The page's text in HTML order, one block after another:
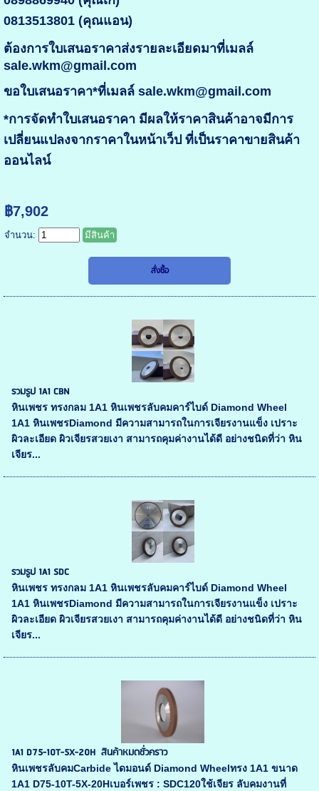
0813513801 (คุณแอน)
ต้องการใบเสนอราคาส่งรายละเอียดมาที่เมลล์
sale.wkm@gmail.com
ขอใบเสนอราคา*ที่เมลล์ sale.wkm@gmail.com
*การจัดทำใบเสนอราคา มีผลให้ราคาสินค้าอาจมีการ
เปลี่ยนแปลงจากราคาในหน้าเว็ป ที่เป็นราคาขายสินค้า
ออนไลน์
฿7,902
จำนวน: มีสินค้า
รวมรูป 1A1 CBN
หินเพชร ทรงกลม 1A1 หินเพชรลับคมคาร์ไบด์ Diamond Wheel
1A1 หินเพชรDiamond มีความสามารถในการเจียรงานแข็ง เปราะ
ผิวละเอียด ผิวเจียรสวยเงา สามารถคุมค่างานได้ดี อย่างชนิดที่ว่า หิน
เจียร...
รวมรูป 1A1 SDC
หินเพชร ทรงกลม 1A1 หินเพชรลับคมคาร์ไบด์ Diamond Wheel
1A1 หินเพชรDiamond มีความสามารถในการเจียรงานแข็ง เปราะ
ผิวละเอียด ผิวเจียรสวยเงา สามารถคุมค่างานได้ดี อย่างชนิดที่ว่า หิน
เจียร...
1A1 D75-10T-5X-20H สินค้าหมดชั่วคราว
หินเพชรลับคมCarbide ไดมอนด์ Diamond Wheelทรง 1A1 ขนาด
1A1 D75-10T-5X-20Hเบอร์เพชร : SDC120ใช้เจียร ลับคมงานที่